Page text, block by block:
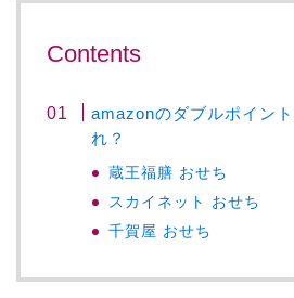
Contents
amazonのダブルポイン
れ？
蔵王福膳 おせち
スカイネット おせち
千賀屋 おせち